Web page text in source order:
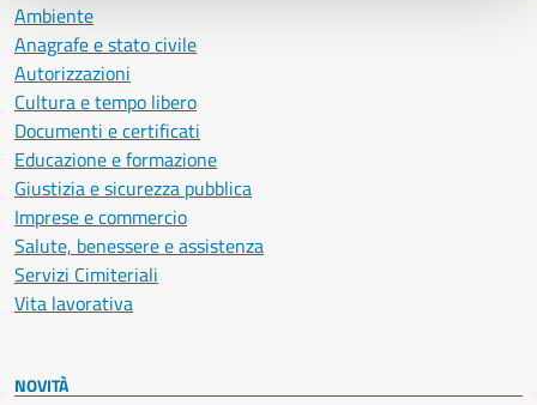
Ambiente
Anagrafe e stato civile
Autorizzazioni
Cultura e tempo libero
Documenti e certificati
Educazione e formazione
Giustizia e sicurezza pubblica
Imprese e commercio
Salute, benessere e assistenza
Servizi Cimiteriali
Vita lavorativa
NOVITÀ